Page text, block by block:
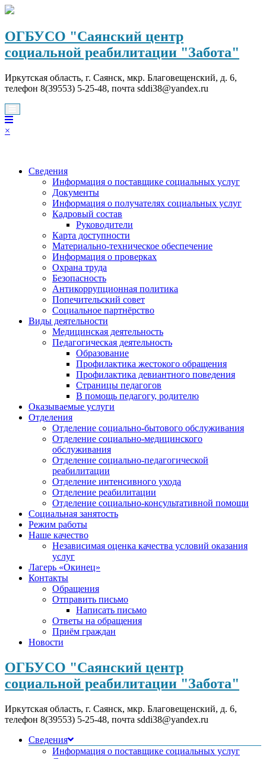
Перейти
содержимому
ОГБУСО "Саянский центр
социальной реабилитации "Забота"
Иркутская область, г. Саянск, мкр. Благовещенский, д. 6,
телефон 8(39553) 5-25-48, почта sddi38@yandex.ru
×
Сведения
Информация о поставщике социальных услуг
Документы
Информация о получателях социальных услуг
Кадровый состав
Руководители
Карта доступности
Материально-техническое обеспечение
Информация о проверках
Охрана труда
Безопасность
Антикоррупционная политика
Попечительский совет
Социальное партнёрство
Виды деятельности
Медицинская деятельность
Педагогическая деятельность
Образование
Профилактика жестокого обращения
Профилактика девиантного поведения
Страницы педагогов
В помощь педагогу, родителю
Оказываемые услуги
Отделения
Отделение социально-бытового обслуживания
Отделение социально-медицинского
обслуживания
Отделение социально-педагогической
реабилитации
Отделение интенсивного ухода
Отделение реабилитации
Отделение социально-консультативной помощи
Социальная занятость
Режим работы
Наше качество
Независимая оценка качества условий оказания
услуг
Лагерь «Окинец»
Контакты
Обращения
Отправить письмо
Написать письмо
Ответы на обращения
Приём граждан
Новости
ОГБУСО "Саянский центр
социальной реабилитации "Забота"
Иркутская область, г. Саянск, мкр. Благовещенский, д. 6,
телефон 8(39553) 5-25-48, почта sddi38@yandex.ru
Сведения
Информация о поставщике социальных услуг